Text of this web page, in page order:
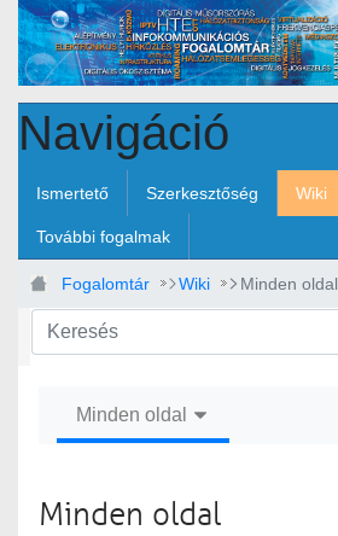
Ugrás a fő tartalomhoz
Navigáció
Ismertető Szerkesztőség Wiki
További fogalmak
Fogalomtár Wiki Minden oldal
Minden oldal
Minden oldal